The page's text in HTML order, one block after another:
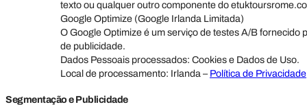
texto ou qualquer outro componente do
Google Optimize (Google Irlanda Limitada)
O Google Optimize é um serviço de testes A/B
de publicidade.
Dados Pessoais processados: Cookies e Dados de Uso.
Local de processamento: Irlanda – Política de Privacidade
Segmentação e Publicidade